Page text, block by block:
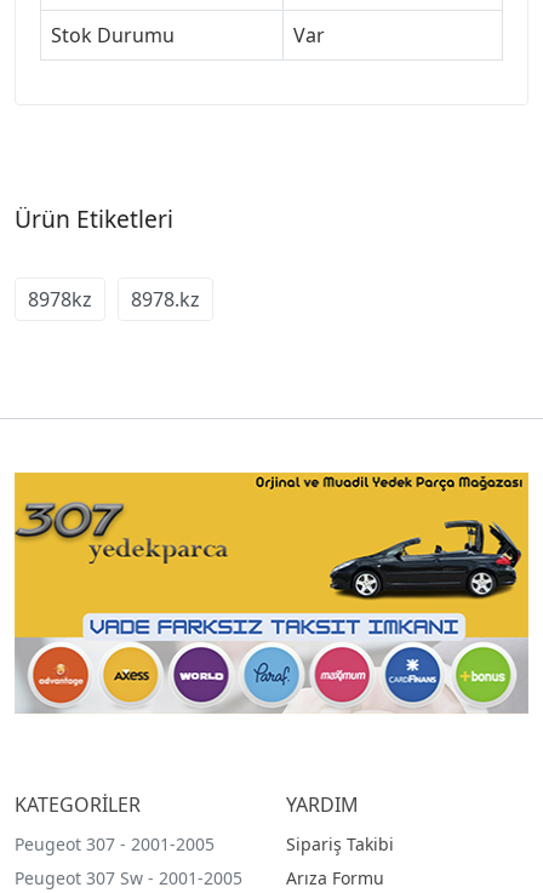
Stok Durumu
Var
Ürün Etiketleri
8978kz 8978.kz
KATEGORİLER
Peugeot 307 - 2001-2005
Peugeot 307 Sw - 2001-2005
YARDIM
Sipariş Takibi
Arıza Formu